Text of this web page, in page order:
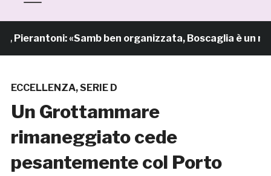
«Samb ben organizzata, Boscaglia è un
ECCELLENZA,SERIE D
Un Grottammare
rimaneggiato cede
pesantemente col Porto